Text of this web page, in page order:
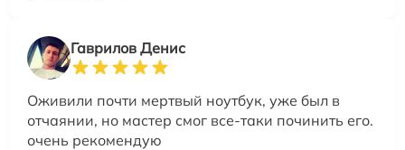
Гаврилов Денис
Оживили почти мертвый ноутбук, уже был в
отчаянии, но мастер смог все-таки починить его.
очень рекомендую